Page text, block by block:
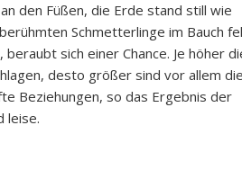
den Füßen, die Erde stand still wie
Schmetterlinge im Bauch
sich einer Chance. Je höher
desto größer sind vor allem die
Beziehungen, so das Ergebnis der
leise.